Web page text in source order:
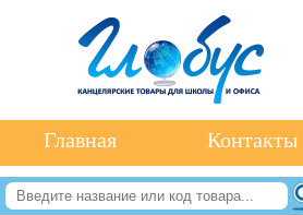
Главная Контакты